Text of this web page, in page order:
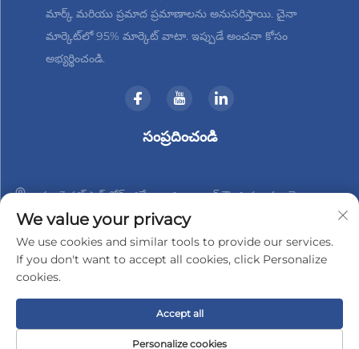
మార్క్ మరియు ప్రమాద ప్రమాణాలను అనుసరిస్తాయి. చైనా
మార్కెట్‌లో 95% మార్కెట్ వాటా. ఇప్పుడే అంచనా కోసం
అభ్యర్థించండి.
సంప్రదించండి
నం. 3 హాన్‌షాన్ రోడ్, జిన్బేయి జిల్లా, చాంగ్‌జౌ, జియాంగ్సు, చైనా
+86-18961288218
[email protected]
© 2025 చాంగ్‌జౌ జిండర్-టెక్ ఎలక్ట్రానిక్స్ కో., లిమిటెడ్ హక్కులు
పొందుపరచబడ్డాయి గోప్యతా విధానం
We value your privacy
We use cookies and similar tools to provide our services.
If you don't want to accept all cookies, click Personalize
cookies.
Personalize cookies
Accept all